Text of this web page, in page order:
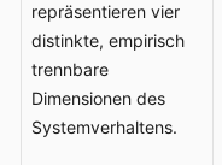
repräsentieren vier
distinkte, empirisch
trennbare
Dimensionen des
Systemverhaltens.